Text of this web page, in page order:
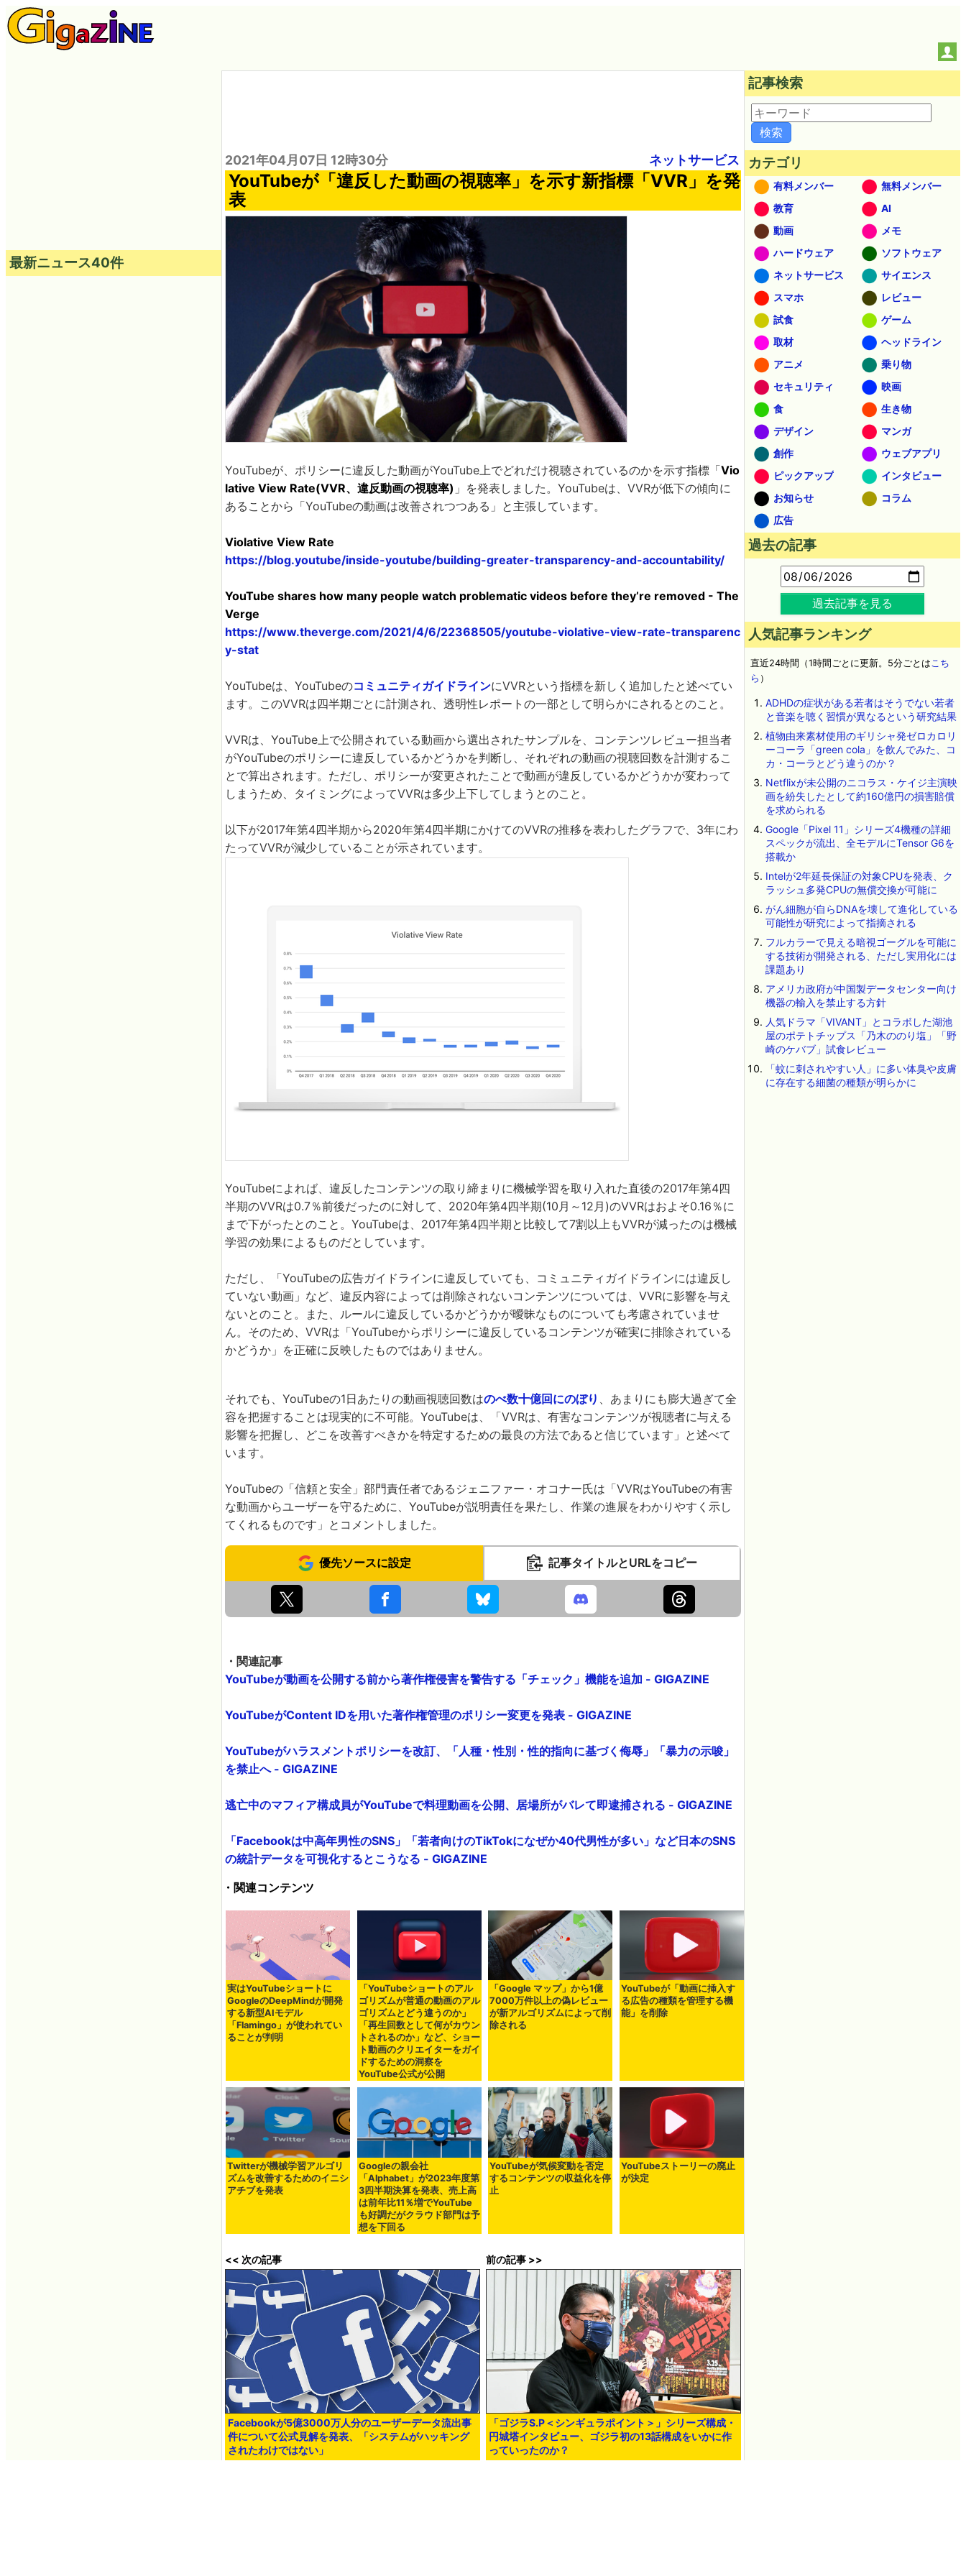
2021年04月07日 12時30分 ネットサービス
YouTubeが「違反した動画の視聴率」を示す新指標「VVR」を発
表
YouTubeが、ポリシーに違反した動画がYouTube上でどれだけ視聴されているのかを示す指標「Vio
lative View Rate(VVR、違反動画の視聴率) 」を発表しました。YouTubeは、VVRが低下の傾向に
あることから「YouTubeの動画は改善されつつある」と主張しています。
Violative View Rate
https://blog.youtube/inside-youtube/building-greater-transparency-and-accountability/
YouTube shares how many people watch problematic videos before they’re removed - The
Verge
https://www.theverge.com/2021/4/6/22368505/youtube-violative-view-rate-transparenc
y-stat
YouTubeは、YouTubeのコミュニティガイドラインにVVRという指標を新しく追加したと述べてい
ます。このVVRは四半期ごとに計測され、透明性レポートの一部として明らかにされるとのこと。
VVRは、YouTube上で公開されている動画から選出されたサンプルを、コンテンツレビュー担当者
がYouTubeのポリシーに違反しているかどうかを判断し、それぞれの動画の視聴回数を計測するこ
とで算出されます。ただし、ポリシーが変更されたことで動画が違反しているかどうかが変わって
しまうため、タイミングによってVVRは多少上下してしまうとのこと。
以下が2017年第4四半期から2020年第4四半期にかけてのVVRの推移を表わしたグラフで、3年にわ
たってVVRが減少していることが示されています。
YouTubeによれば、違反したコンテンツの取り締まりに機械学習を取り入れた直後の2017年第4四
半期のVVRは0.7％前後だったのに対して、2020年第4四半期(10月～12月)のVVRはおよそ0.16％に
まで下がったとのこと。YouTubeは、2017年第4四半期と比較して7割以上もVVRが減ったのは機械
学習の効果によるものだとしています。
ただし、「YouTubeの広告ガイドラインに違反していても、コミュニティガイドラインには違反し
ていない動画」など、違反内容によっては削除されないコンテンツについては、VVRに影響を与え
ないとのこと。また、ルールに違反しているかどうかが曖昧なものについても考慮されていませ
ん。そのため、VVRは「YouTubeからポリシーに違反しているコンテンツが確実に排除されている
かどうか」を正確に反映したものではありません。
それでも、YouTubeの1日あたりの動画視聴回数はのべ数十億回にのぼり
、あまりにも膨大過ぎて全
容を把握することは現実的に不可能。YouTubeは、「VVRは、有害なコンテンツが視聴者に与える
影響を把握し、どこを改善すべきかを特定するための最良の方法であると信じています」と述べて
います。
YouTubeの「信頼と安全」部門責任者であるジェニファー・オコナー氏は「VVRはYouTubeの有害
な動画からユーザーを守るために、YouTubeが説明責任を果たし、作業の進展をわかりやすく示し
てくれるものです」とコメントしました。
優先ソースに設定 記事タイトルとURLをコピー
・関連記事
YouTubeが動画を公開する前から著作権侵害を警告する「チェック」機能を追加 - GIGAZINE
YouTubeがContent IDを用いた著作権管理のポリシー変更を発表 - GIGAZINE
YouTubeがハラスメントポリシーを改訂、「人種・性別・性的指向に基づく侮辱」「暴力の示唆」
を禁止へ - GIGAZINE
逃亡中のマフィア構成員がYouTubeで料理動画を公開、居場所がバレて即逮捕される - GIGAZINE
「Facebookは中高年男性のSNS」「若者向けのTikTokになぜか40代男性が多い」など日本のSNS
の統計データを可視化するとこうなる - GIGAZINE
・関連コンテンツ
実はYouTubeショートに
GoogleのDeepMindが開発
する新型AIモデル
「Flamingo」が使われてい
ることが判明
「YouTubeショートのアル
ゴリズムが普通の動画のアル
ゴリズムとどう違うのか」
「再生回数として何がカウン
トされるのか」など、ショー
ト動画のクリエイターをガイ
ドするための洞察を
YouTube公式が公開
「Google マップ」から1億
7000万件以上の偽レビュー
が新アルゴリズムによって削
除される
YouTubeが「動画に挿入す
る広告の種類を管理する機
能」を削除
Twitterが機械学習アルゴリ
ズムを改善するためのイニシ
アチブを発表
Googleの親会社
「Alphabet」が2023年度第
3四半期決算を発表、売上高
は前年比11％増でYouTube
も好調だがクラウド部門は予
想を下回る
YouTubeが気候変動を否定
するコンテンツの収益化を停
止
YouTubeストーリーの廃止
が決定
<< 次の記事
Facebookが5億3000万人分のユーザーデータ流出事
件について公式見解を発表、「システムがハッキング
されたわけではない」
前の記事 >>
「ゴジラS.P＜シンギュラポイント＞」シリーズ構成・
円城塔インタビュー、ゴジラ初の13話構成をいかに作
っていったのか？
最新ニュース40件
記事検索
カテゴリ
有料メンバー
無料メンバー
教育
AI
動画
メモ
ハードウェア
ソフトウェア
ネットサービス
サイエンス
スマホ
レビュー
試食
ゲーム
取材
ヘッドライン
アニメ
乗り物
セキュリティ
映画
食
生き物
デザイン
マンガ
創作
ウェブアプリ
ピックアップ
インタビュー
お知らせ
コラム
広告
過去の記事
過去記事を見る
人気記事ランキング
直近24時間（1時間ごとに更新。5分ごとはこち
ら ）
ADHDの症状がある若者はそうでない若者
と音楽を聴く習慣が異なるという研究結果
植物由来素材使用のギリシャ発ゼロカロリ
ーコーラ「green cola」を飲んでみた、コ
カ・コーラとどう違うのか？
Netflixが未公開のニコラス・ケイジ主演映
画を紛失したとして約160億円の損害賠償
を求められる
Google「Pixel 11」シリーズ4機種の詳細
スペックが流出、全モデルにTensor G6を
搭載か
Intelが2年延長保証の対象CPUを発表、ク
ラッシュ多発CPUの無償交換が可能に
がん細胞が自らDNAを壊して進化している
可能性が研究によって指摘される
フルカラーで見える暗視ゴーグルを可能に
する技術が開発される、ただし実用化には
課題あり
アメリカ政府が中国製データセンター向け
機器の輸入を禁止する方針
人気ドラマ「VIVANT」とコラボした湖池
屋のポテトチップス「乃木ののり塩」「野
崎のケバブ」試食レビュー
「蚊に刺されやすい人」に多い体臭や皮膚
に存在する細菌の種類が明らかに